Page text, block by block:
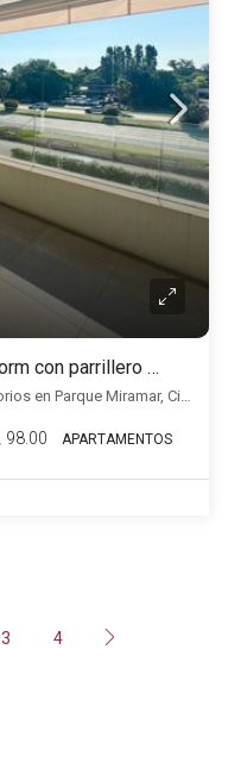
Apartamento en alquiler 3 dorm con parrillero y 2 cocheras en Parque Miramar
Apartamento en alquiler 3 dormitorios en Parque Miramar, Ciudad de la costa, Ciudad de la Costa
98.00 APARTAMENTOS
3 4